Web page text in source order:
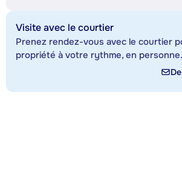
Visite avec le courtier
Prenez rendez-vous avec le courtier
propriété à votre rythme, en personne.